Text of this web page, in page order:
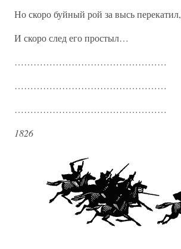
Но скоро буйный рой за высь перекатил,
И скоро след его простыл…
…………………………………………
…………………………………………
…………………………………………
1826